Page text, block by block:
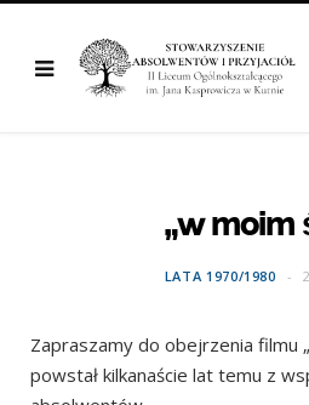
„w moim
LATA 1970/1980
Zapraszamy do obejrzenia filmu
powstał kilkanaście lat temu z